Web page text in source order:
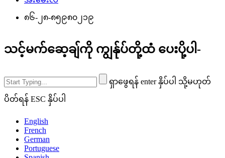
၈၆-၂၈-၈၅၉၈၀၂၁၉
သင့်မက်ဆေ့ချ်ကို ကျွန်ုပ်တို့ထံ ပေးပို့ပါ-
ရှာဖွေရန် enter နှိပ်ပါ သို့မဟုတ်
ပိတ်ရန် ESC နှိပ်ပါ
English
French
German
Portuguese